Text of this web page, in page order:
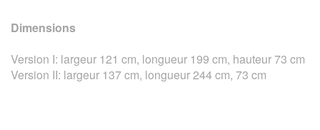
Dimensions
Version I: largeur 121 cm, longueur 199 cm, hauteur 73 cm
Version II: largeur 137 cm, longueur 244 cm, 73 cm